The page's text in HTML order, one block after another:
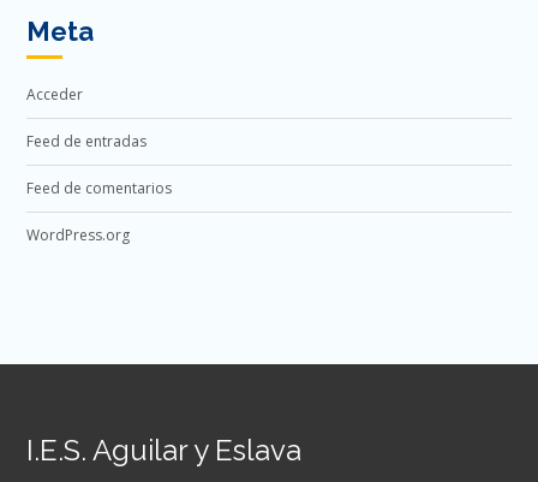
Meta
Acceder
Feed de entradas
Feed de comentarios
WordPress.org
I.E.S. Aguilar y Eslava